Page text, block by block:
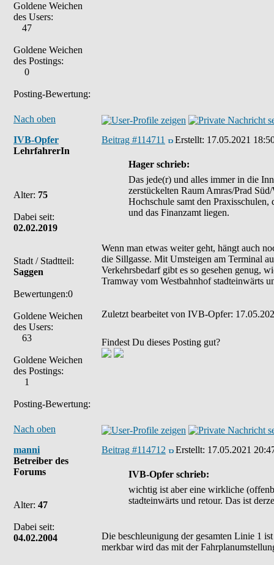
Goldene Weichen
des Users:
47
Goldene Weichen
des Postings:
0
Posting-Bewertung:
Nach oben
IVB-Opfer
LehrfahrerIn
Alter: 75
Dabei seit:
02.02.2019
Stadt / Stadtteil:
Saggen
Bewertungen:0
Goldene Weichen
des Users:
63
Goldene Weichen
des Postings:
1
Posting-Bewertung:
Beitrag #114711 Erstellt: 17.05.2021
Hager schrieb:
Das jede(r) und alles immer in die
zerstückelten Raum Amras/Prad
Hochschule samt den
und das Finanzamt liegen.
Wenn man etwas weiter geht, hängt auch
die Sillgasse. Mit Umsteigen am Terminal
Verkehrsbedarf gibt es so gesehen genug,
Tramway vom Westbahnhof stadteinwärts
Zuletzt bearbeitet von IVB-Opfer:
Findest Du dieses Posting gut?
Nach oben
manni
Betreiber des
Forums
Alter: 47
Dabei seit:
04.02.2004
Beitrag #114712 Erstellt: 17.05.2021
IVB-Opfer schrieb:
wichtig ist aber eine wirkliche
stadteinwärts und retour. Das ist
Die beschleunigung der gesamten Linie 1
merkbar wird das mit der